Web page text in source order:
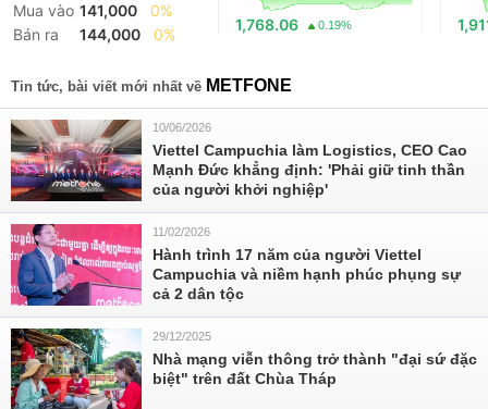
Mua vào 141,000
0%
Bán ra
144,000 0%
1,768.06 0.19%
Tin tức, bài viết mới nhất về METFONE
10/06/2026
Viettel Campuchia làm Logistics, CEO Cao
Mạnh Đức khẳng định: 'Phải giữ tinh thần
của người khởi nghiệp'
11/02/2026
Hành trình 17 năm của người Viettel
Campuchia và niềm hạnh phúc phụng sự
cả 2 dân tộc
29/12/2025
Nhà mạng viễn thông trở thành "đại sứ đặc
biệt" trên đất Chùa Tháp